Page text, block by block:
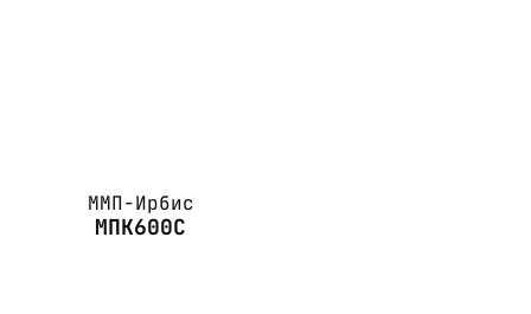
ММП-Ирбис
МПК600С